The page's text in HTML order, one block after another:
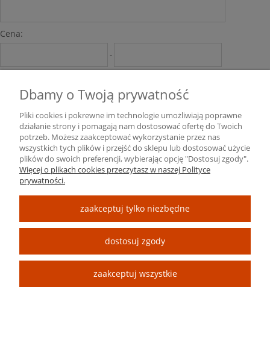
Cena:
-
szukaj Wyczyść filtr
INFORMACYJNE
PANEL KLIENTA
Dbamy o Twoją prywatność
Pliki cookies i pokrewne im technologie umożliwiają poprawne
działanie strony i pomagają nam dostosować ofertę do Twoich
potrzeb. Możesz zaakceptować wykorzystanie przez nas
wszystkich tych plików i przejść do sklepu lub dostosować użycie
plików do swoich preferencji, wybierając opcję "Dostosuj zgody".
Więcej o plikach cookies przeczytasz w naszej Polityce
prywatności.
zaakceptuj tylko niezbędne
dostosuj zgody
zaakceptuj wszystkie